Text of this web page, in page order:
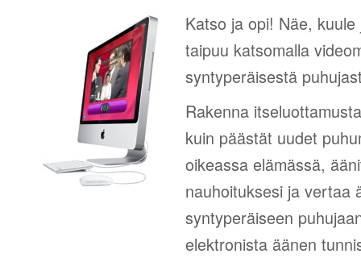
Katso ja opi! Näe,
taipuu katsomalla
syntyperäisestä
Rakenna
kuin päästät uudet
oikeassa elämässä,
nauhoituksesi ja vertaa
syntyperäiseen
elektronista äänen